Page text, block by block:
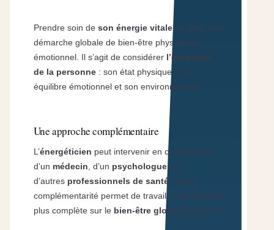
Prendre soin de son énergie vitale va dans une
démarche globale de bien-être physique et
émotionnel. Il s’agit de considérer l’ensemble
de la personne : son état physique, son
équilibre émotionnel et son environnement.
Une approche complémentaire
L’énergéticien peut intervenir en complément
d’un médecin , d’un psychologue ou
d’autres professionnels de santé . Cette
complémentarité permet de travailler de manière
plus complète sur le bien-être global du patient.